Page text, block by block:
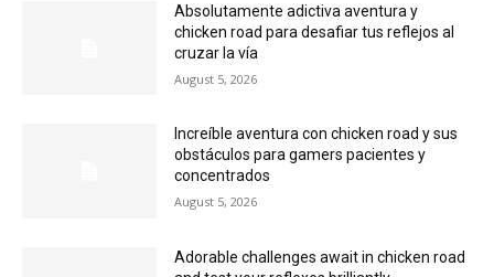
Absolutamente adictiva aventura y
chicken road para desafiar tus reflejos al
cruzar la vía
August 5, 2026
Increíble aventura con chicken road y sus
obstáculos para gamers pacientes y
concentrados
August 5, 2026
Adorable challenges await in chicken road